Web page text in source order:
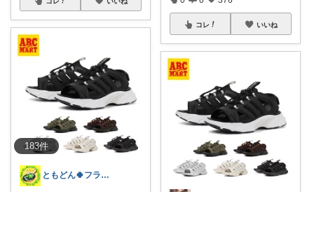
183件
ともどん🍀フライパン料理ある暮らし🍳
コレ いいね